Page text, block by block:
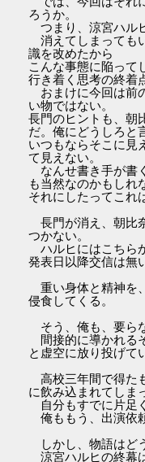
ろうか。
つまり、涼宮ハル
消えてしまっても
識を改めたから
こんな事態に陥って
行き着く思考の終着
おまけに今回は前
い物ではない。
長門のヒントも、朝
だ。俺にどうしろと
いつもならそこに見
て見えない。
なんせ書き手が書
も当然なのかもしれ
それにしたってこれ
長門が消え、朝比
つかない。
ハルヒにはこちら
発表日以降交信は無
重い身体と精神を
侵食してくる。
そう、俺も、要ら
間接的に導かれる
と虚空に放り投げて
高校三年間で得た
に飲み込まれてしま
自分もすでに片足
俺ももう、出演依
しかし、物語はど
涼宮ハルヒの終幕